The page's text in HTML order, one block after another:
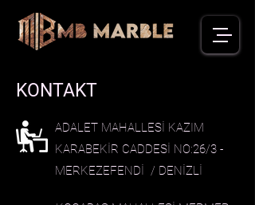
KONTAKT
ADALET MAHALLESİ KAZIM
KARABEKİR CADDESİ NO:26/3 -
MERKEZEFENDİ / DENİZLİ